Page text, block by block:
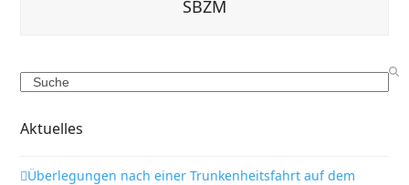
SBZM
Search
Aktuelles
Überlegungen nach einer Trunkenheitsfahrt auf dem